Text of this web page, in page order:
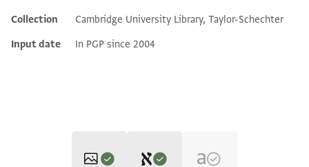
Collection
Cambridge University Library, Taylor-Schechter
Input date
In PGP since 2004